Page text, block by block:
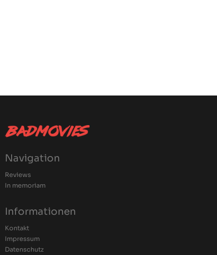
Navigation
Reviews
In memoriam
Informationen
Kontakt
Impressum
Datenschutz